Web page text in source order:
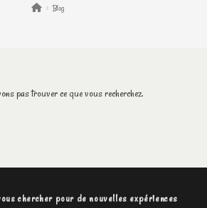
> Blog
pas trouver ce que vous recherchez.
chercher pour de nouvelles expériences